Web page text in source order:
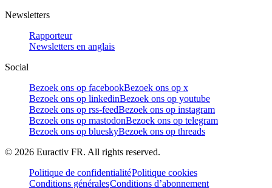
Newsletters
Rapporteur
Newsletters en anglais
Social
Bezoek ons op facebookBezoek ons op x
Bezoek ons op linkedinBezoek ons op youtube
Bezoek ons op rss-feedBezoek ons op instagram
Bezoek ons op mastodonBezoek ons op telegram
Bezoek ons op blueskyBezoek ons op threads
© 2026 Euractiv FR. All rights reserved.
Politique de confidentialitéPolitique cookies
Conditions généralesConditions d’abonnement